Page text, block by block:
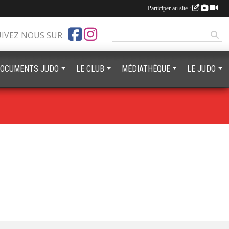
NOUS SUR
JUDO LE CLUB MÉDIATHÈQUE LE JUDO
Participer au site :